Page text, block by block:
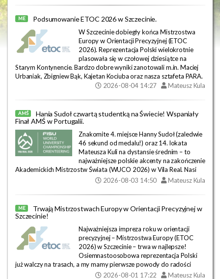
ME Podsumowanie ETOC 2026 w Szczecinie.
W Szczecinie dobiegły końca Mistrzostwa
Europy w Orientacji Precyzyjnej (ETOC
2026). Reprezentacja Polski wielokrotnie
plasowała się w czołowej dziesiątce na
Starym Kontynencie. Bardzo dobre wyniki zanotowali m.in. Maciej
Urbaniak, Zbigniew Bąk, Kajetan Kociuba oraz nasza sztafeta PARA.
2026-08-04 14:27
Mateusz Kula
AMŚ
Hania Sudoł czwartą studentką na Świecie! Wspaniały
Finał AMŚ w Portugalii.
Znakomite 4. miejsce Hanny Sudoł (zaledwie
46 sekund od medalu!) oraz 14. lokata
Mateusza Kuli na dystansie średnim – to
najważniejsze polskie akcenty na zakończenie
Akademickich Mistrzostw Świata (WUCO 2026) w Vila Real. Nasi
studenci świetnie poradzili sobie z wymagającą leśną trasą i aż
technicznego biegu sprinterskiego, w którym Sudoł zajęła 21., a
Kula 27. pozycję.
2026-08-03 14:50 Mateusz Kula
ME
Trwają Mistrzostwach Europy w Orientacji Precyzyjnej w
Szczecinie!
Najważniejsza impreza roku w orientacji
precyzyjnej – Mistrzostwa Europy (ETOC
2026) w Szczecinie – trwa w najlepsze!
Osiemnastoosobowa reprezentacja Polski
już walczy na trasach, a my mamy pierwsze powody do radości
dzięki świetnym wynikom Macieja Urbaniaka. Sprawdźcie
2026-08-01 17:22 Mateusz Kula